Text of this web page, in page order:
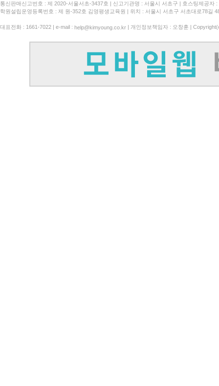
통신판매신고번호 : 제 2020-서울서초-3437호
신고기관명 : 서울시 서초구
호스팅제공자
학원설립운영등록번호 : 제 원-352호 김영평생교육원 | 위치 : 서울시 서초구 서초대로78길
대표전화 : 1661-7022 | e-mail : help@kimyoung.co.kr | 개인정보책임자 : 오창훈 |